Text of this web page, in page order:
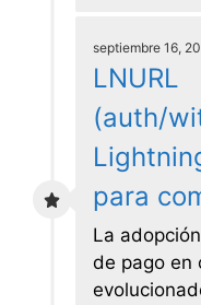
septiembre 16,
LNURL
(auth/
para
La
de pago en